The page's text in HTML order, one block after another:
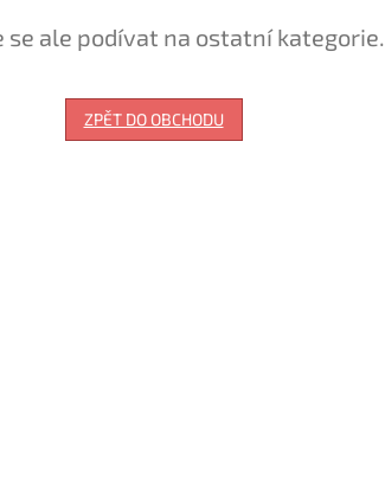
se ale podívat na ostatní kategorie.
ZPĚT DO OBCHODU